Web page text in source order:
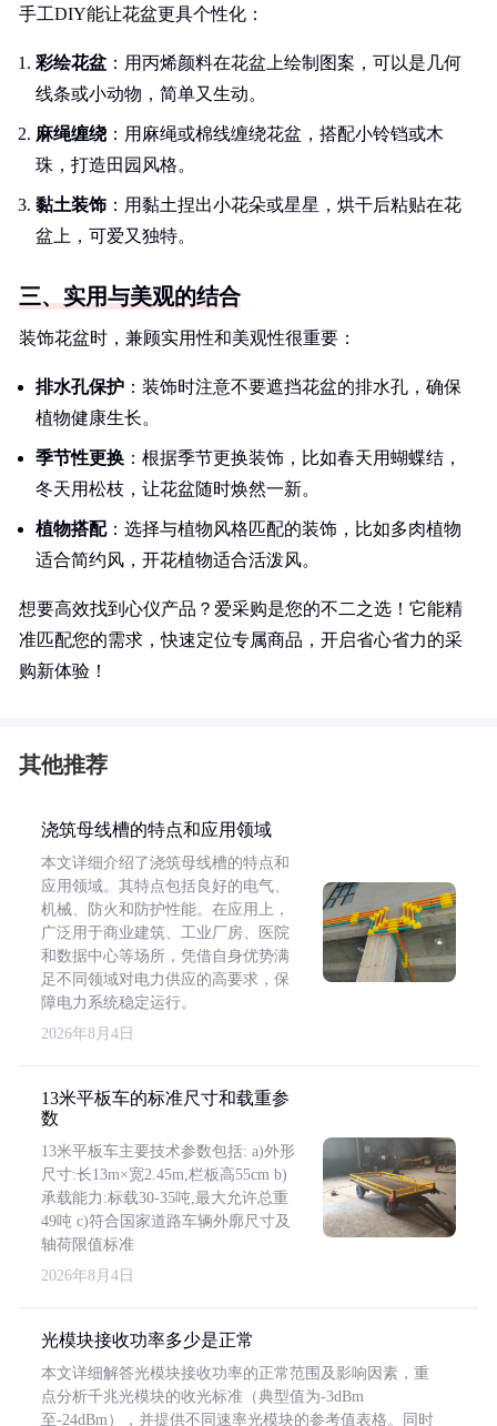
手工DIY能让花盆更具个性化：
彩绘花盆 ：用丙烯颜料在花盆上绘制图案，可以是几何
线条或小动物，简单又生动。
麻绳缠绕 ：用麻绳或棉线缠绕花盆，搭配小铃铛或木
珠，打造田园风格。
黏土装饰 ：用黏土捏出小花朵或星星，烘干后粘贴在花
盆上，可爱又独特。
三、实用与美观的结合
装饰花盆时，兼顾实用性和美观性很重要：
排水孔保护 ：装饰时注意不要遮挡花盆的排水孔，确保
植物健康生长。
季节性更换 ：根据季节更换装饰，比如春天用蝴蝶结，
冬天用松枝，让花盆随时焕然一新。
植物搭配：选择与植物风格匹配的装饰，比如多肉植物
适合简约风，开花植物适合活泼风。
想要高效找到心仪产品？爱采购是您的不二之选！它能精
准匹配您的需求，快速定位专属商品，开启省心省力的采
购新体验！
其他推荐
浇筑母线槽的特点和应用领域
本文详细介绍了浇筑母线槽的特点和
应用领域。其特点包括良好的电气、
机械、防火和防护性能。在应用上，
广泛用于商业建筑、工业厂房、医院
和数据中心等场所，凭借自身优势满
足不同领域对电力供应的高要求，保
障电力系统稳定运行。
2026年8月4日
13米平板车的标准尺寸和载重参
数
13米平板车主要技术参数包括: a)外形
尺寸:长13m×宽2.45m,栏板高55cm b)
承载能力:标载30-35吨,最大允许总重
49吨 c)符合国家道路车辆外廓尺寸及
轴荷限值标准
2026年8月4日
光模块接收功率多少是正常
本文详细解答光模块接收功率的正常范围及影响因素，重
点分析千兆光模块的收光标准（典型值为-3dBm
至-24dBm），并提供不同速率光模块的参考值表格。同时